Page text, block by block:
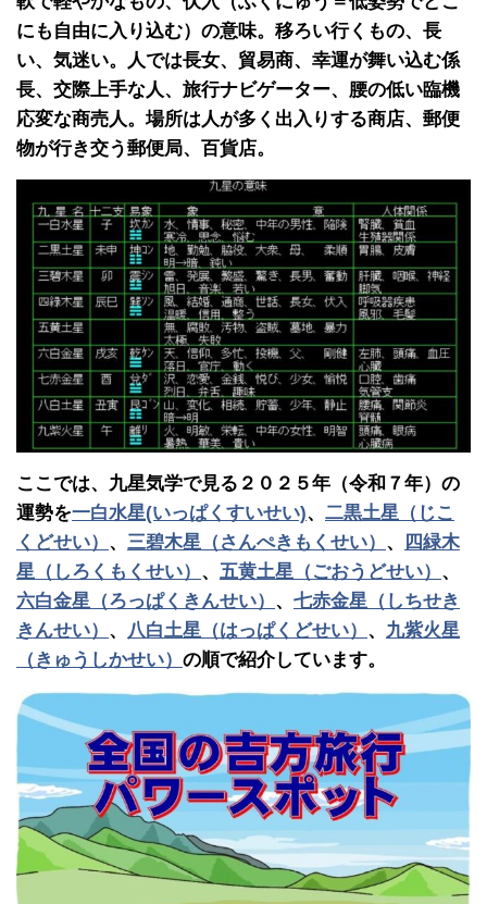
にも自由に入り込む）の意味。移ろい行くもの、長
い、気迷い。人では長女、貿易商、幸運が舞い込む係
長、交際上手な人、旅行ナビゲーター、腰の低い臨機
応変な商売人。場所は人が多く出入りする商店、郵便
物が行き交う郵便局、百貨店。
ここでは、九星気学で見る２０２５年（令和７年）の
運勢を一白水星(いっぱくすいせい)、 二黒土星（じこ
くどせい） 、 三碧木星（さんぺきもくせい） 、
四緑木
星（しろくもくせい） 、 五黄土星（ごおうどせい） 、
六白金星（ろっぱくきんせい） 、 七赤金星（しちせき
きんせい） 、 八白土星（はっぱくどせい） 、 九紫火星
（きゅうしかせい） の順で紹介しています。